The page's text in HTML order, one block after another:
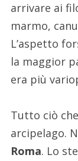
arrivare ai
marmo,
L’aspetto
la maggior
era più
Tutto ciò
arcipelago.
Roma. Lo